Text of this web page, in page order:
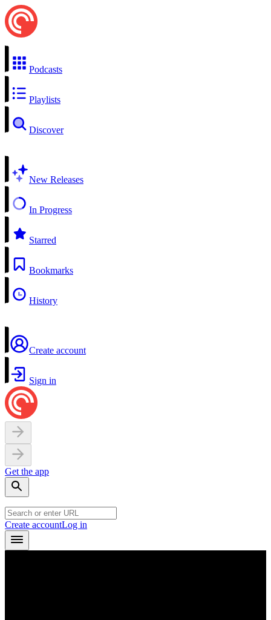
Podcasts
Playlists
Discover
New Releases
In Progress
Starred
Bookmarks
History
Create account
Sign in
Get the app
Create accountLog in